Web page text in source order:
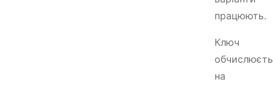
працюють.
Ключ
на